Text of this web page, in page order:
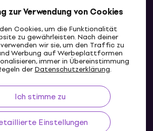
zur Verwendung von Cookies
Cookies, um die Funktionalität
zu gewährleisten. Nach deiner
wir sie, um den Traffic zu
Werbung auf Werbeplattformen
immer in Übereinstimmung
derDatenschutzerklärung.
Ich stimme zu
Einstellungen
CH